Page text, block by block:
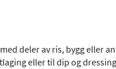
deler av ris, bygg eller
eller til dip og